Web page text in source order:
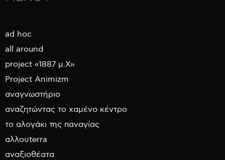
ad hoc
all around
project «1887 μ.Χ»
Project Animizm
αναγνωστήριο
αναζητώντας το χαμένο κέντρο
το αλογάκι της παναγίας
αλλουterra
αναξιοθέατα